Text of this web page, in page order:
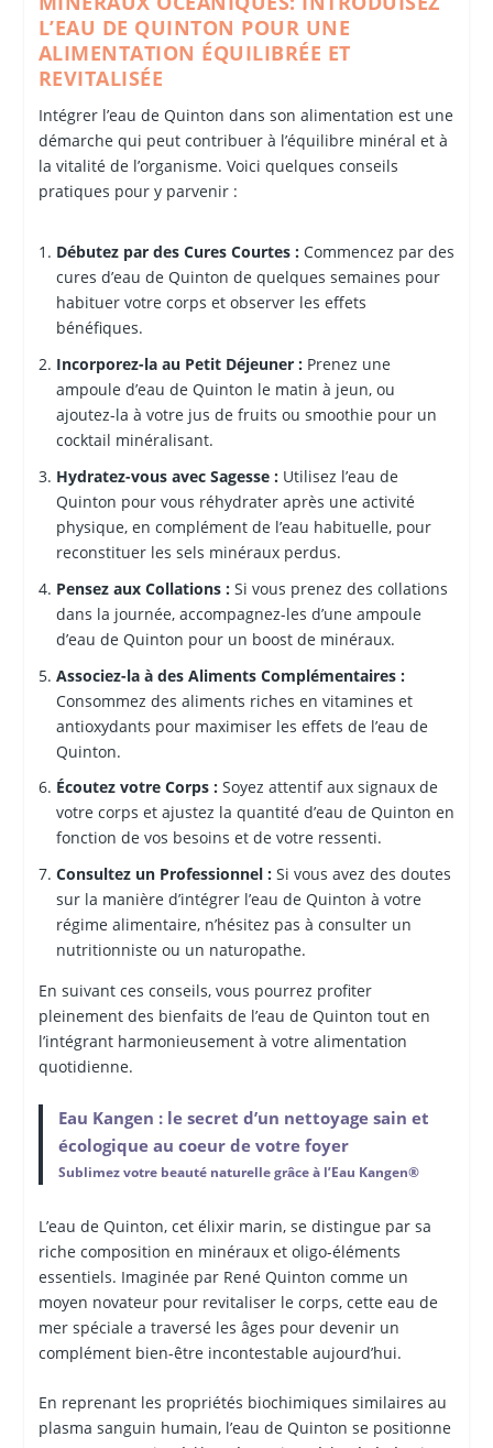
L’EAU DE QUINTON POUR UNE
ALIMENTATION ÉQUILIBRÉE ET
REVITALISÉE
Intégrer l’eau de Quinton dans son alimentation est une
démarche qui peut contribuer à l’équilibre minéral et à
la vitalité de l’organisme. Voici quelques conseils
pratiques pour y parvenir :
Débutez par des Cures Courtes :Commencez par des
cures d’eau de Quinton de quelques semaines pour
habituer votre corps et observer les effets
bénéfiques.
Incorporez-la au Petit Déjeuner :Prenez une
ampoule d’eau de Quinton le matin à jeun, ou
ajoutez-la à votre jus de fruits ou smoothie pour un
cocktail minéralisant.
Hydratez-vous avec Sagesse :Utilisez l’eau de
Quinton pour vous réhydrater après une activité
physique, en complément de l’eau habituelle, pour
reconstituer les sels minéraux perdus.
Pensez aux Collations :Si vous prenez des collations
dans la journée, accompagnez-les d’une ampoule
d’eau de Quinton pour un boost de minéraux.
Associez-la à des Aliments Complémentaires :
Consommez des aliments riches en vitamines et
antioxydants pour maximiser les effets de l’eau de
Quinton.
Écoutez votre Corps :Soyez attentif aux signaux de
votre corps et ajustez la quantité d’eau de Quinton en
fonction de vos besoins et de votre ressenti.
Consultez un Professionnel :Si vous avez des doutes
sur la manière d’intégrer l’eau de Quinton à votre
régime alimentaire, n’hésitez pas à consulter un
nutritionniste ou un naturopathe.
En suivant ces conseils, vous pourrez profiter
pleinement des bienfaits de l’eau de Quinton tout en
l’intégrant harmonieusement à votre alimentation
quotidienne.
Eau Kangen : le secret d’un nettoyage sain et
écologique au coeur de votre foyer
Sublimez votre beauté naturelle grâce à l’Eau Kangen®
L’eau de Quinton, cet élixir marin, se distingue par sa
riche composition en minéraux et oligo-éléments
essentiels. Imaginée par René Quinton comme un
moyen novateur pour revitaliser le corps, cette eau de
mer spéciale a traversé les âges pour devenir un
complément bien-être incontestable aujourd’hui.
En reprenant les propriétés biochimiques similaires au
plasma sanguin humain, l’eau de Quinton se positionne